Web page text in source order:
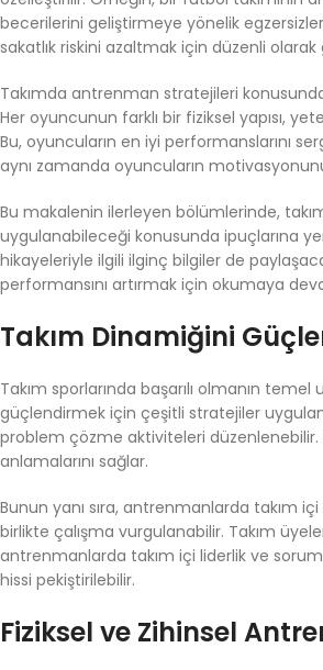
becerilerini geliştirmeye yönelik
sakatlık riskini azaltmak için düzenli
Takımda antrenman stratejileri
Her oyuncunun farklı bir fiziksel yapısı,
Bu, oyuncuların en iyi performanslarını
aynı zamanda oyuncuların
Bu makalenin ilerleyen bölümlerinde,
uygulanabileceği konusunda ipuçlarına
hikayeleriyle ilgili ilginç bilgiler de
performansını artırmak için okumaya
Takım Dinamiğini
Takım sporlarında başarılı olmanın
güçlendirmek için çeşitli stratejiler
problem çözme aktiviteleri düzenlenebilir.
anlamalarını sağlar.
Bunun yanı sıra, antrenmanlarda takım
birlikte çalışma vurgulanabilir. Takım
antrenmanlarda takım içi liderlik ve
hissi pekiştirilebilir.
Fiziksel ve Zihinsel